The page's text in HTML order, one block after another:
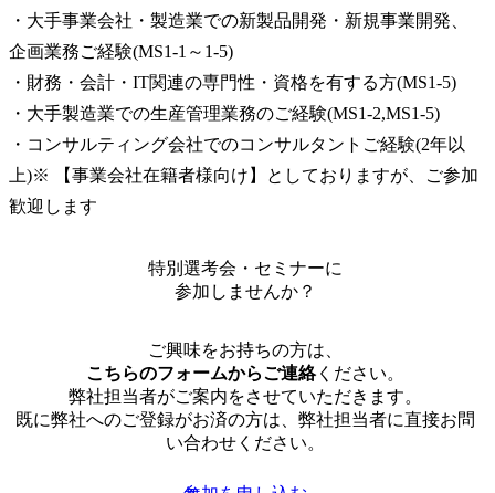
・大手事業会社・製造業での新製品開発・新規事業開発、
企画業務ご経験(MS1-1～1-5)
・財務・会計・IT関連の専門性・資格を有する方(MS1-5)
・大手製造業での生産管理業務のご経験(MS1-2,MS1-5)
・コンサルティング会社でのコンサルタントご経験(2年以
上)※ 【事業会社在籍者様向け】としておりますが、ご参加
歓迎します
特別選考会・セミナーに
参加しませんか？
ご興味をお持ちの方は、
こちらのフォームからご連絡ください。
弊社担当者がご案内をさせていただきます。
既に弊社へのご登録がお済の方は、弊社担当者に直接お問
い合わせください。